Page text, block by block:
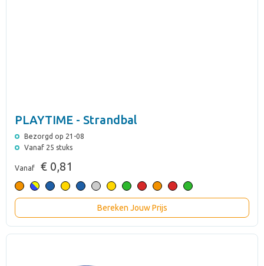
PLAYTIME - Strandbal
Bezorgd op 21-08
Vanaf 25 stuks
Vanaf € 0,81
Bereken Jouw Prijs